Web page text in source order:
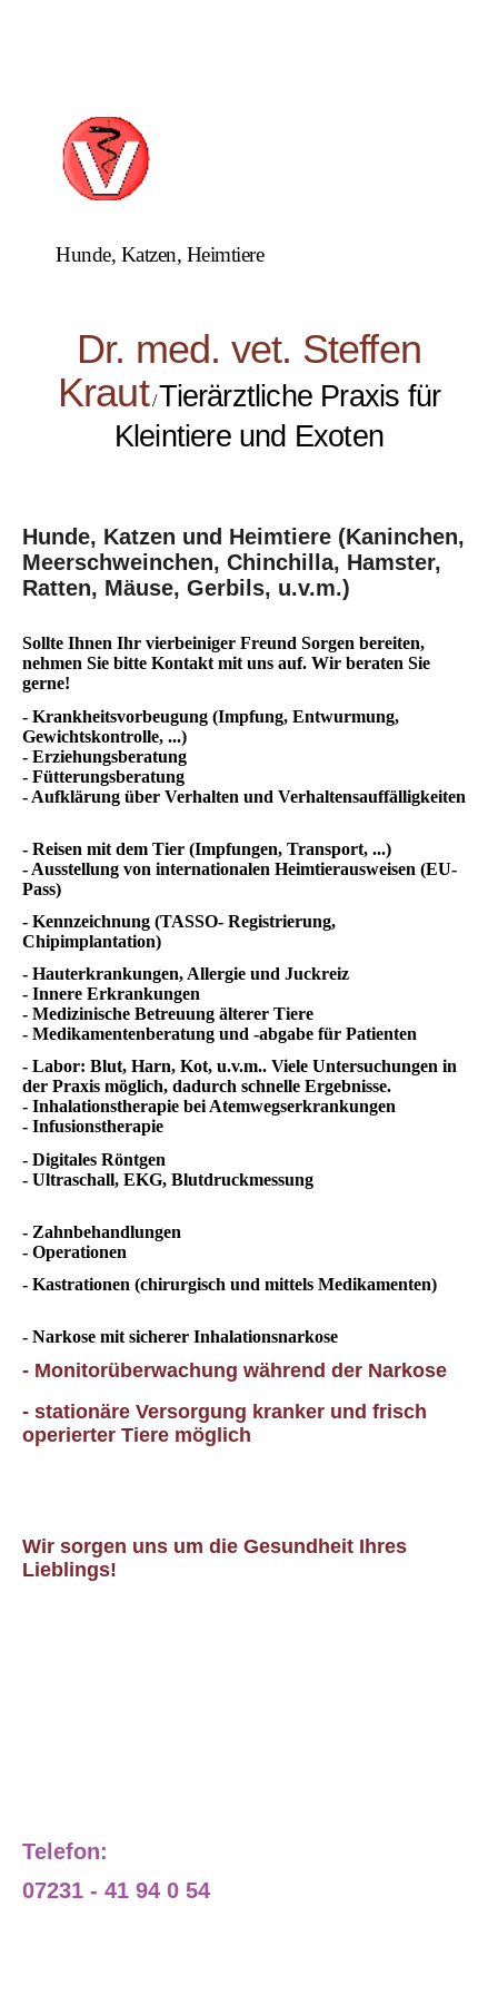
Hunde, Katzen, Heimtiere
Dr. med. vet. Steffen
Kraut/Tierärztliche Praxis für
Kleintiere und Exoten
Hunde, Katzen und Heimtiere (Kaninchen,
Meerschweinchen, Chinchilla, Hamster,
Ratten, Mäuse, Gerbils, u.v.m.)
Sollte Ihnen Ihr vierbeiniger Freund Sorgen bereiten,
nehmen Sie bitte Kontakt mit uns auf. Wir beraten Sie
gerne!
- Krankheitsvorbeugung (Impfung, Entwurmung,
Gewichtskontrolle, ...)
- Erziehungsberatung
- Fütterungsberatung
- Aufklärung über Verhalten und Verhaltensauffälligkeiten
- Reisen mit dem Tier (Impfungen, Transport, ...)
- Ausstellung von internationalen Heimtierausweisen (EU-
Pass)
- Kennzeichnung (TASSO- Registrierung,
Chipimplantation)
- Hauterkrankungen, Allergie und Juckreiz
- Innere Erkrankungen
- Medizinische Betreuung älterer Tiere
- Medikamentenberatung und -abgabe für Patienten
- Labor: Blut, Harn, Kot, u.v.m.. Viele Untersuchungen in
der Praxis möglich, dadurch schnelle Ergebnisse.
- Inhalationstherapie bei Atemwegserkrankungen
- Infusionstherapie
- Digitales Röntgen
- Ultraschall, EKG, Blutdruckmessung
- Zahnbehandlungen
- Operationen
- Kastrationen (chirurgisch und mittels Medikamenten)
- Narkose mit sicherer Inhalationsnarkose
- Monitorüberwachung während der Narkose
- stationäre Versorgung kranker und frisch
operierter Tiere möglich
Wir sorgen uns um die Gesundheit Ihres
Lieblings!
Telefon:
07231 - 41 94 0 54